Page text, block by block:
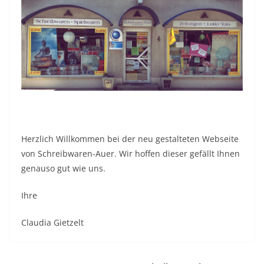
Herzlich Willkommen bei der neu gestalteten Webseite
von Schreibwaren-Auer. Wir hoffen dieser gefällt Ihnen
genauso gut wie uns.
Ihre
Claudia Gietzelt